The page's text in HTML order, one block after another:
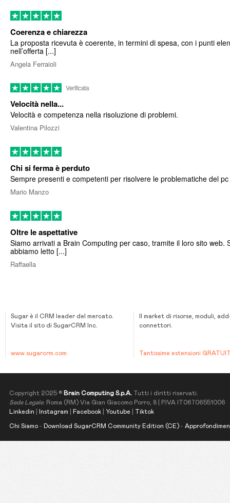
Coerenza e chiarezza
La proposta ricevuta è coerente, in termini di spesa, con i punti
nell’offerta [...]
Angela Ferraioli
Verificata
Velocità nella...
Velocità e competenza nella risoluzione di problemi.
Valentina Pilozzi
Chi si ferma è perduto
Sempre presenti e competenti per risolvere le problematiche del pc
Mario Manzo
Oltre le aspettative
Siamo arrivati a Brain Computing per caso, tramite il loro sito web.
abbiamo letto [...]
Raffaella
Sugar è il CRM leader del mercato.
Visita il sito di SugarCRM Inc.
www.sugarcrm.com
Il market di risorse, moduli,
connettori.
Tantissime estensioni
Copyright 2025 © Brain Computing S.p.A. Tutti i diritti riservati.
Sede Legale: Roma (RM) Via Gian Giacomo Porro, 8 | P.IVA IT06706551006
Linkedin
Instagram Facebook Youtube Tiktok
Chi Siamo - Download SugarCRM Community Edition (CE) -